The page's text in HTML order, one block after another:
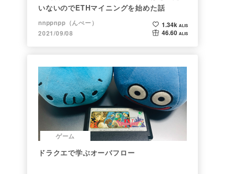
いないのでETHマイニングを始めた話
nnppnpp（んぺー）
2021/09/08
1.34k ALIS
46.60 ALIS
ゲーム
ドラクエで学ぶオーバフロー